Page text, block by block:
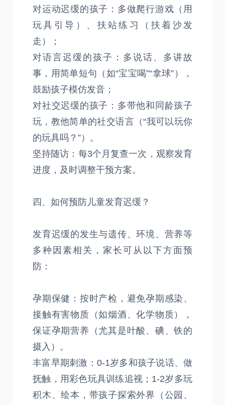
对运动迟缓的孩子：多做爬行游戏（用
玩具引导）、扶站练习（扶着沙发
走）；
对语言迟缓的孩子：多说话、多讲故
事，用简单短句（如“宝宝喝”“拿球”），
鼓励孩子模仿发音；
对社交迟缓的孩子：多带他和同龄孩子
玩，教他简单的社交语言（“我可以玩你
的玩具吗？”）。
坚持随访：每3个月复查一次，观察发育
进度，及时调整干预方案。
四、如何预防儿童发育迟缓？
发育迟缓的发生与遗传、环境、营养等
多种因素相关，家长可从以下方面预
防：
孕期保健：按时产检，避免孕期感染、
接触有害物质（如烟酒、化学物质），
保证孕期营养（尤其是叶酸、碘、铁的
摄入）。
丰富早期刺激：0-1岁多和孩子说话、做
抚触，用彩色玩具训练追视；1-2岁多玩
积木、绘本，带孩子探索外界（公园、